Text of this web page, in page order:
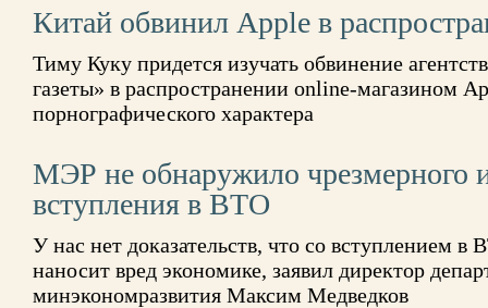
Китай обвинил Apple в
Тиму Куку придется изучать обвинение
газеты» в распространении online-магазином
порнографического характера
МЭР не обнаружило чрезмерного
вступления в ВТО
У нас нет доказательств, что со вступлением в
наносит вред экономике, заявил директор
минэкономразвития Максим Медведков